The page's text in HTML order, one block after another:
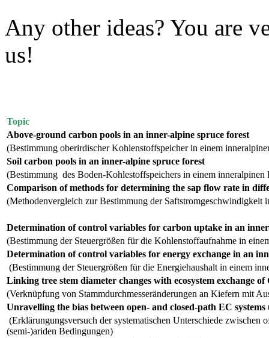
Any other ideas? You are
us!
Topic
Above-ground carbon pools in an inner-alpine spruce forest
(Bestimmung oberirdischer Kohlenstoffspeicher in einem
Soil carbon pools in an inner-alpine spruce forest
(Bestimmung des Boden-Kohlestoffspeichers in einem
Comparison of methods for determining the sap flow rate in
(Methodenvergleich zur Bestimmung der Saftstromgeschwindigkeit
Determination of control variables for carbon uptake in an
(Bestimmung der Steuergrößen für die Kohlenstoffaufnahme in
Determination of control variables for energy exchange in an
(Bestimmung der Steuergrößen für die Energiehaushalt in einem
Linking tree stem diameter changes with ecosystem exchange
(Verknüpfung von Stammdurchmesseränderungen an Kiefern mit
Unravelling the bias between open- and closed-path EC
(Erklärungungsversuch der systematischen Unterschiede zwischen
(semi-)ariden Bedingungen)